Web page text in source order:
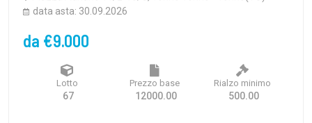
data asta: 30.09.2026
da €9.000
Lotto
67
Prezzo base
12000.00
Rialzo minimo
500.00